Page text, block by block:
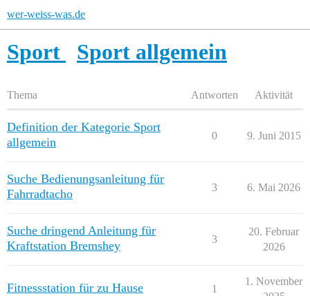
wer-weiss-was.de
Sport Sport allgemein
Thema Antworten Aktivität
Definition der Kategorie Sport
allgemein
0 9. Juni 2015
Suche Bedienungsanleitung für
Fahrradtacho
3 6. Mai 2026
Suche dringend Anleitung für
Kraftstation Bremshey
3
20. Februar
2026
Fitnessstation für zu Hause 1
1. November